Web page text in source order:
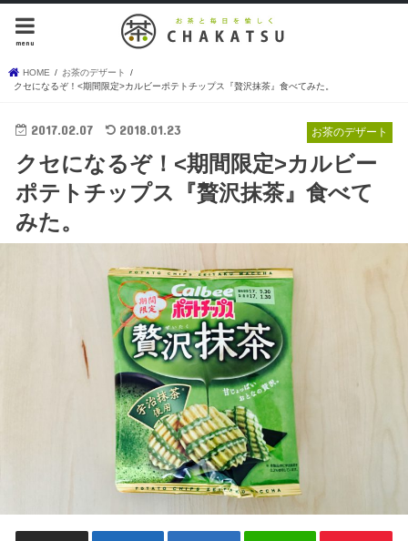
menu
HOME
お茶のデザート
クセになるぞ！<期間限定>カルビーポテトチップス『贅沢抹茶』食べてみた。
お茶のデザート
2017.02.07 2018.01.23
クセになるぞ！<期間限定>カルビー
ポテトチップス『贅沢抹茶』食べて
みた。